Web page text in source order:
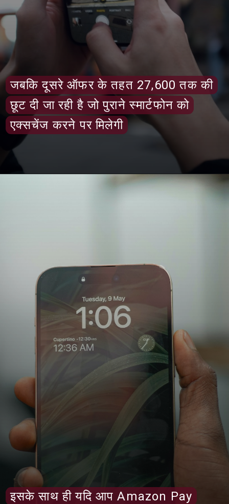
जबकि दूसरे ऑफर के तहत 27,600 तक की
छूट दी जा रही है जो पुराने स्मार्टफोन को
एक्सचेंज करने पर मिलेगी
जबकि दूसरे ऑफर के तहत 27,600 तक की
छूट दी जा रही है जो पुराने स्मार्टफोन को
एक्सचेंज करने पर मिलेगी
इसके साथ ही यदि आप Amazon Pay
इसके साथ ही यदि आप Amazon Pay